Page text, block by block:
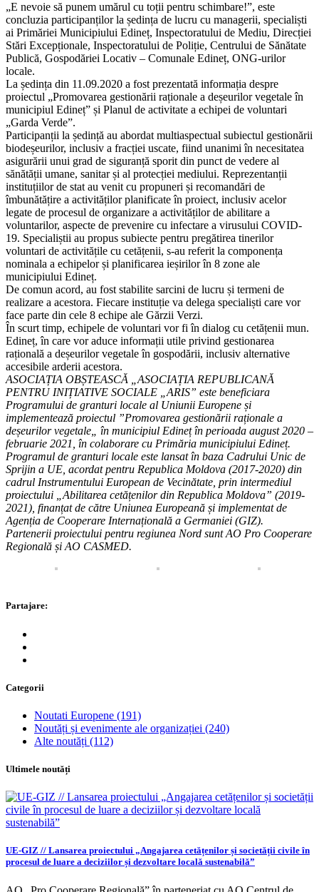
„E nevoie să punem umărul cu toții pentru schimbare!”, este
concluzia participanților la ședința de lucru cu managerii, specialiști
ai Primăriei Municipiului Edineț, Inspectoratului de Mediu, Direcției
Stări Excepționale, Inspectoratului de Poliție, Centrului de Sănătate
Publică, Gospodăriei Locativ – Comunale Edineț, ONG-urilor
locale.
La ședința din 11.09.2020 a fost prezentată informația despre
proiectul „Promovarea gestionării raționale a deșeurilor vegetale în
municipiul Edineț” și Planul de activitate a echipei de voluntari
„Garda Verde”.
Participanții la ședință au abordat multiaspectual subiectul gestionării
biodeșeurilor, inclusiv a fracției uscate, fiind unanimi în necesitatea
asigurării unui grad de siguranță sporit din punct de vedere al
sănătății umane, sanitar și al protecției mediului. Reprezentanții
instituțiilor de stat au venit cu propuneri și recomandări de
îmbunătățire a activităților planificate în proiect, inclusiv acelor
legate de procesul de organizare a activităților de abilitare a
voluntarilor, aspecte de prevenire cu infectare a virusului COVID-
19. Specialiștii au propus subiecte pentru pregătirea tinerilor
voluntari de activitățile cu cetățenii, s-au referit la componența
nominala a echipelor și planificarea ieșirilor în 8 zone ale
municipiului Edineț.
De comun acord, au fost stabilite sarcini de lucru și termeni de
realizare a acestora. Fiecare instituție va delega specialiști care vor
face parte din cele 8 echipe ale Gărzii Verzi.
În scurt timp, echipele de voluntari vor fi în dialog cu cetățenii mun.
Edineț, în care vor aduce informații utile privind gestionarea
rațională a deșeurilor vegetale în gospodării, inclusiv alternative
accesibile arderii acestora.
ASOCIAȚIA OBȘTEASCĂ „ASOCIAȚIA REPUBLICANĂ
PENTRU INIȚIATIVE SOCIALE „ARIS” este beneficiara
Programului de granturi locale al Uniunii Europene și
implementează proiectul ”Promovarea gestionării raționale a
deșeurilor vegetale„ în municipiul Edineț în perioada august 2020 –
februarie 2021, în colaborare cu Primăria municipiului Edineț.
Programul de granturi locale este lansat în baza Cadrului Unic de
Sprijin a UE, acordat pentru Republica Moldova (2017-2020) din
cadrul Instrumentului European de Vecinătate, prin intermediul
proiectului „Abilitarea cetățenilor din Republica Moldova” (2019-
2021), finanțat de către Uniunea Europeană și implementat de
Agenția de Cooperare Internațională a Germaniei (GIZ).
Partenerii proiectului pentru regiunea Nord sunt AO Pro Cooperare
Regională și AO CASMED.
Partajare:
Categorii
Noutati Europene (191)
Noutăți și evenimente ale organizației (240)
Alte noutăți (112)
Ultimele noutăți
UE-GIZ // Lansarea proiectului „Angajarea cetățenilor și societății civile în
procesul de luare a deciziilor și dezvoltare locală sustenabilă”